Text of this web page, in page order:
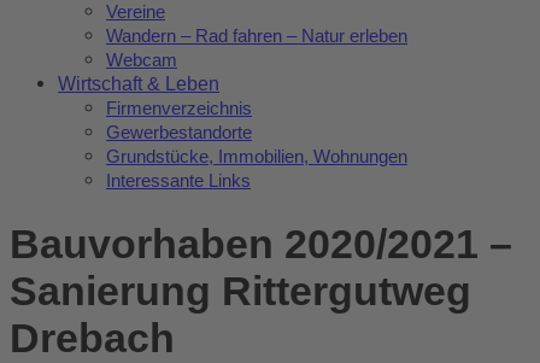
Vereine
Wandern – Rad fahren – Natur erleben
Webcam
Wirtschaft & Leben
Firmenverzeichnis
Gewerbestandorte
Grundstücke, Immobilien, Wohnungen
Interessante Links
Bauvorhaben 2020/2021 –
Sanierung Rittergutweg
Drebach